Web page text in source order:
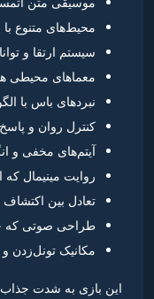
محیط‌های متنوع
سیستم ارتقا و
معماهای محیطی
نبردهای باس با
کنترل روان و
آیتم‌های مخفی و
روایت مینیمال
تعادل بین
طراحی صوتی که
مکانیک تونل‌زدن
این بازی به شدت